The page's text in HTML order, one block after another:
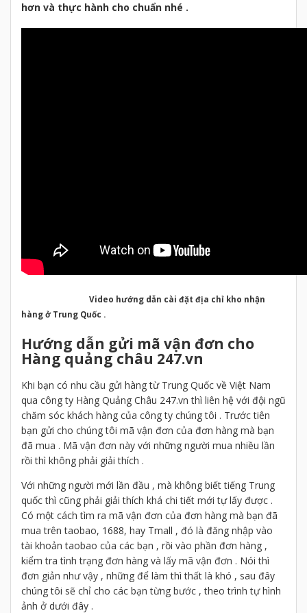
hơn và thực hành cho chuẩn nhé .
Video hướng dẫn cài đặt địa chỉ kho nhận
hàng ở Trung Quốc .
Hướng dẫn gửi mã vận đơn cho
Hàng quảng châu 247.vn
Khi bạn có nhu cầu gửi hàng từ Trung Quốc về Việt Nam
qua công ty Hàng Quảng Châu 247.vn thì liên hệ với đội ngũ
chăm sóc khách hàng của công ty chúng tôi . Trước tiên
bạn gửi cho chúng tôi mã vận đơn của đơn hàng mà bạn
đã mua . Mã vận đơn này với những người mua nhiều lần
rồi thì không phải giải thích .
Với những người mới lần đầu , mà không biết tiếng Trung
quốc thì cũng phải giải thích khá chi tiết mới tự lấy được .
Có một cách tìm ra mã vận đơn của đơn hàng mà bạn đã
mua trên taobao, 1688, hay Tmall , đó là đăng nhập vào
tài khoản taobao của các bạn , rồi vào phần đơn hàng ,
kiểm tra tình trạng đơn hàng và lấy mã vận đơn . Nói thì
đơn giản như vậy , những để làm thì thất là khó , sau đây
chúng tôi sẽ chỉ cho các bạn từng bước , theo trình tự hình
ảnh ở dưới đây .